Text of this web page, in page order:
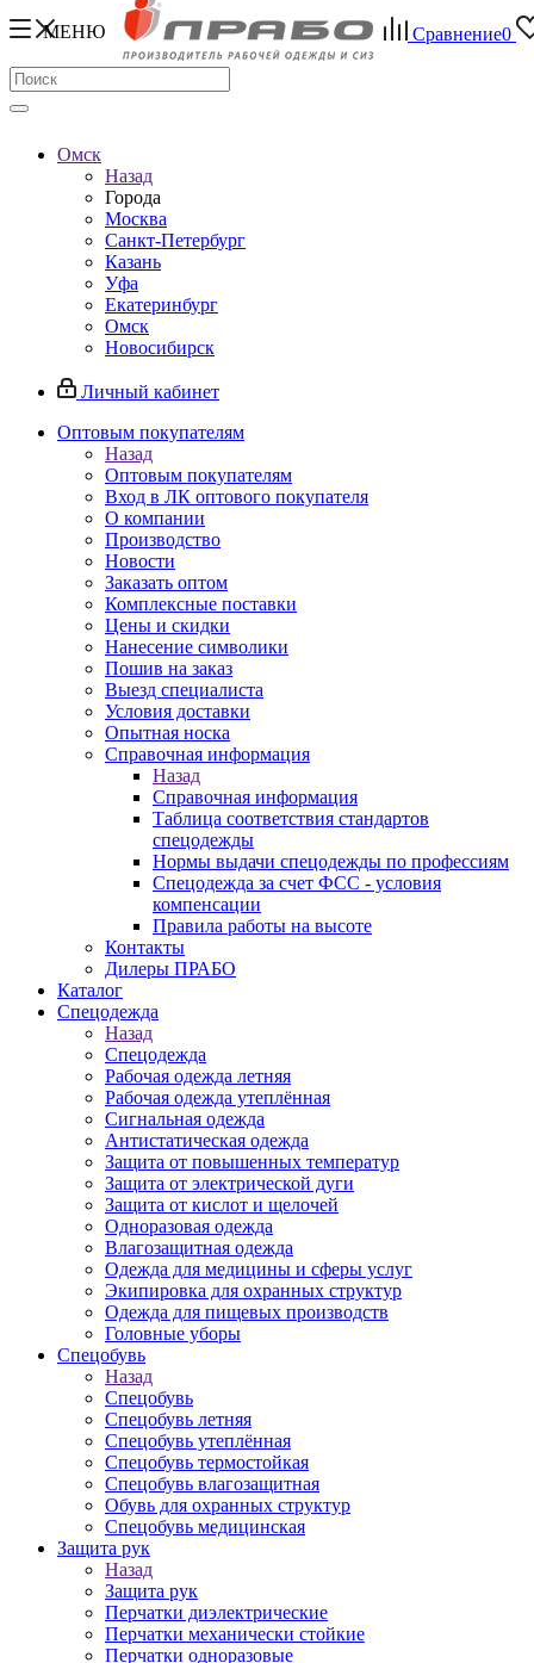
МЕНЮ Сравнение0
Омск
Назад
Города
Москва
Санкт-Петербург
Казань
Уфа
Екатеринбург
Омск
Новосибирск
Личный кабинет
Оптовым покупателям
Назад
Оптовым покупателям
Вход в ЛК оптового покупателя
О компании
Производство
Новости
Заказать оптом
Комплексные поставки
Цены и скидки
Нанесение символики
Пошив на заказ
Выезд специалиста
Условия доставки
Опытная носка
Справочная информация
Назад
Справочная информация
Таблица соответствия стандартов
спецодежды
Нормы выдачи спецодежды по профессиям
Спецодежда за счет ФСС - условия
компенсации
Правила работы на высоте
Контакты
Дилеры ПРАБО
Каталог
Спецодежда
Назад
Спецодежда
Рабочая одежда летняя
Рабочая одежда утеплённая
Сигнальная одежда
Антистатическая одежда
Защита от повышенных температур
Защита от электрической дуги
Защита от кислот и щелочей
Одноразовая одежда
Влагозащитная одежда
Одежда для медицины и сферы услуг
Экипировка для охранных структур
Одежда для пищевых производств
Головные уборы
Спецобувь
Назад
Спецобувь
Спецобувь летняя
Спецобувь утеплённая
Спецобувь термостойкая
Спецобувь влагозащитная
Обувь для охранных структур
Спецобувь медицинская
Защита рук
Назад
Защита рук
Перчатки диэлектрические
Перчатки механически стойкие
Перчатки одноразовые